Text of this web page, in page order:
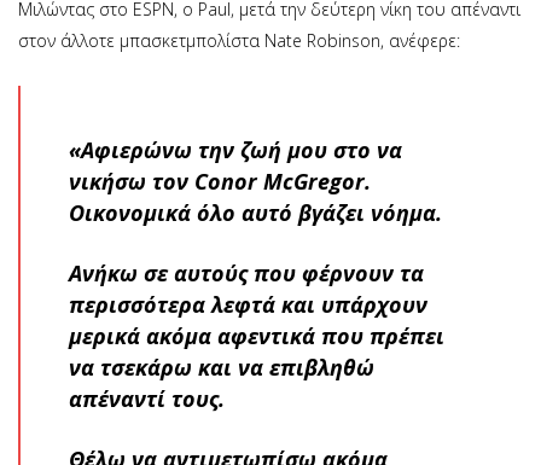
Μιλώντας στο ESPN, o Paul, μετά την δεύτερη νίκη του απέναντι
στον άλλοτε μπασκετμπολίστα Nate Robinson, ανέφερε:
«Αφιερώνω την ζωή μου στο να
νικήσω τον Conor McGregor.
Οικονομικά όλο αυτό βγάζει νόημα.
Ανήκω σε αυτούς που φέρνουν τα
περισσότερα λεφτά και υπάρχουν
μερικά ακόμα αφεντικά που πρέπει
να τσεκάρω και να επιβληθώ
απέναντί τους.
Θέλω να αντιμετωπίσω ακόμα